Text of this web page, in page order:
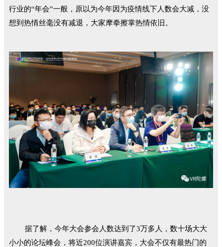
行业的“年会”一般，原以为今年因为疫情线下人数会大减，没
想到热情丝毫没有减退，大家摩拳擦掌热情依旧。
据了解，今年大会参会人数达到了3万多人，数十场大大
小小的论坛峰会，将近200位演讲嘉宾，大会不仅有最热门的